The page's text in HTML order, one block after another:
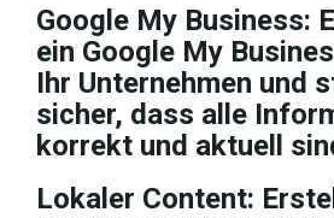
Google My Business:
ein Google My
Ihr Unternehmen und
sicher, dass alle
korrekt und aktuell
Lokaler Content: